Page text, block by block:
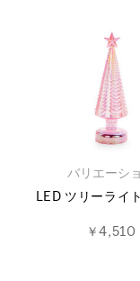
バリエーシ
LED ツリーライ
￥4,510